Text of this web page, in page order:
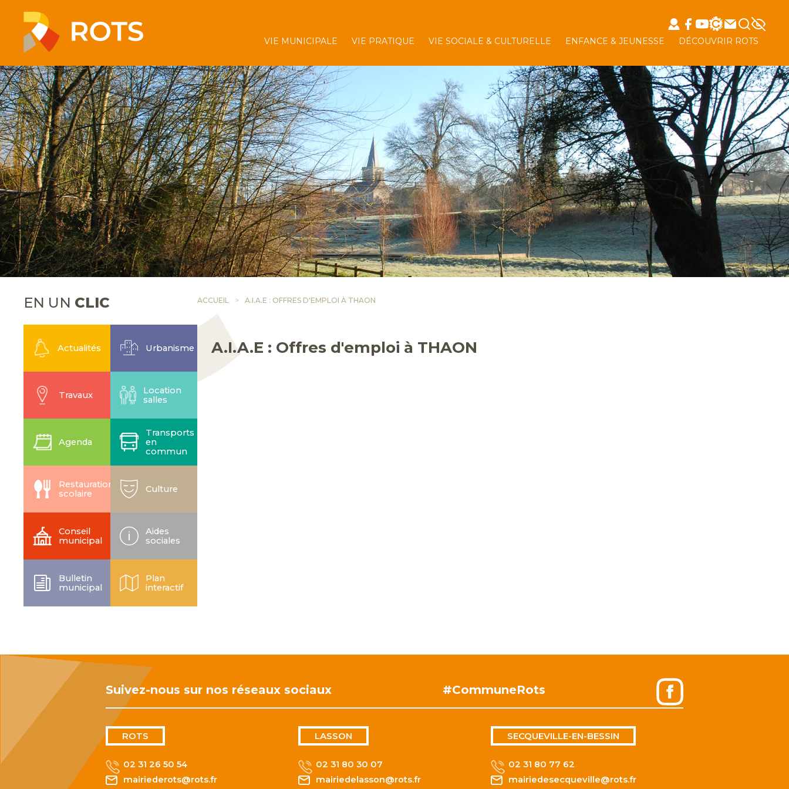
VIE MUNICIPALE VIE PRATIQUE VIE SOCIALE & CULTURELLE ENFANCE & JEUNESSE DÉCOUVRIR ROTS
EN UN CLIC
Actualités Urbanisme
Travaux
Location
salles
Agenda
Transports
en
commun
Restauration
scolaire
Culture
Conseil
municipal
Aides
sociales
Bulletin
municipal
Plan
interactif
ACCUEIL A.I.A.E : OFFRES D'EMPLOI À THAON
A.I.A.E : Offres d'emploi à THAON
Suivez-nous sur nos réseaux sociaux #CommuneRots
ROTS
02 31 26 50 54
mairiederots@rots.fr
LASSON
02 31 80 30 07
mairiedelasson@rots.fr
SECQUEVILLE-EN-BESSIN
02 31 80 77 62
mairiedesecqueville@rots.fr